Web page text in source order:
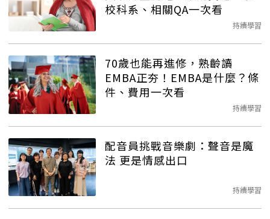
校科系、相關QA一次看
持續學習
70歲也能再進修，熟齡讀
EMBA正夯！EMBA是什麼？條
件、費用一次看
持續學習
配音員挑戰音樂劇：聲音是魔
法 更是情感出口
持續學習